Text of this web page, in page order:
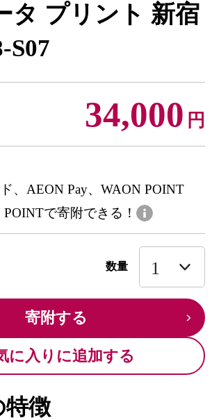
タ プリント 新宿
S07
34,000 円
、AEON Pay、WAON POINT
で寄附できる！
数量
寄附する
に入りに追加する
特徴